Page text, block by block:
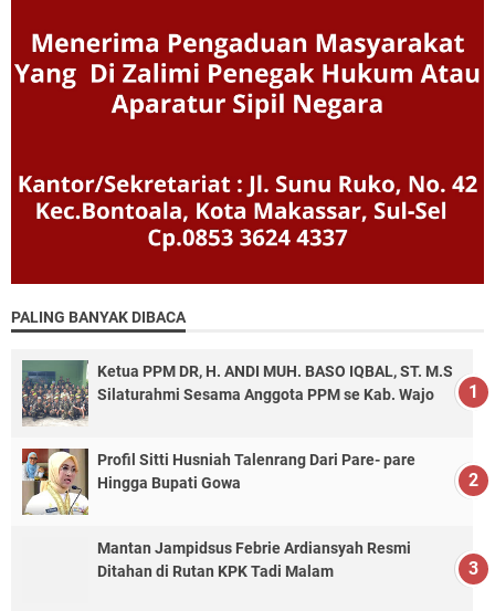
PALING BANYAK DIBACA
Ketua PPM DR, H. ANDI MUH. BASO IQBAL, ST. M.S
Silaturahmi Sesama Anggota PPM se Kab. Wajo
Profil Sitti Husniah Talenrang Dari Pare- pare
Hingga Bupati Gowa
Mantan Jampidsus Febrie Ardiansyah Resmi
Ditahan di Rutan KPK Tadi Malam